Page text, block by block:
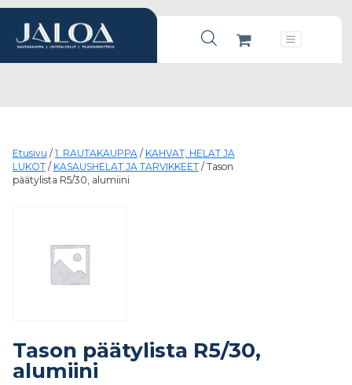
Products search
Päävalikko
Etusivu / 1. RAUTAKAUPPA/ KAHVAT, HELAT JA
LUKOT/ KASAUSHELAT JA TARVIKKEET/ Tason
päätylista R5/30, alumiini
Tason päätylista R5/30,
alumiini